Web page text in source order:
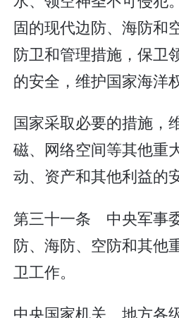
固的现代边防、海防和
防卫和管理措施，保卫
的安全，维护国家海洋
国家采取必要的措施，
磁、网络空间等其他重
动、资产和其他利益的
第三十一条 中央军事
防、海防、空防和其他
卫工作。
中央国家机关、地方各